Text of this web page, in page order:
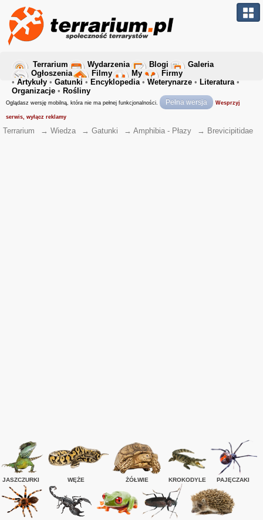
Terrarium Wydarzenia Blogi
Galeria
Ogłoszenia
Filmy My
Firmy
• Artykuły • Gatunki • Encyklopedia• Weterynarze • Literatura•
Organizacje • Rośliny
Oglądasz wersję mobilną, która nie ma pełnej funkcjonalności. Pełna wersja Wesprzyj
serwis, wyłącz reklamy
Terrarium → Wiedza → Gatunki → Amphibia - Płazy → Brevicipitidae
JASZCZURKI WĘŻE ŻÓŁWIE KROKODYLE PAJĘCZAKI